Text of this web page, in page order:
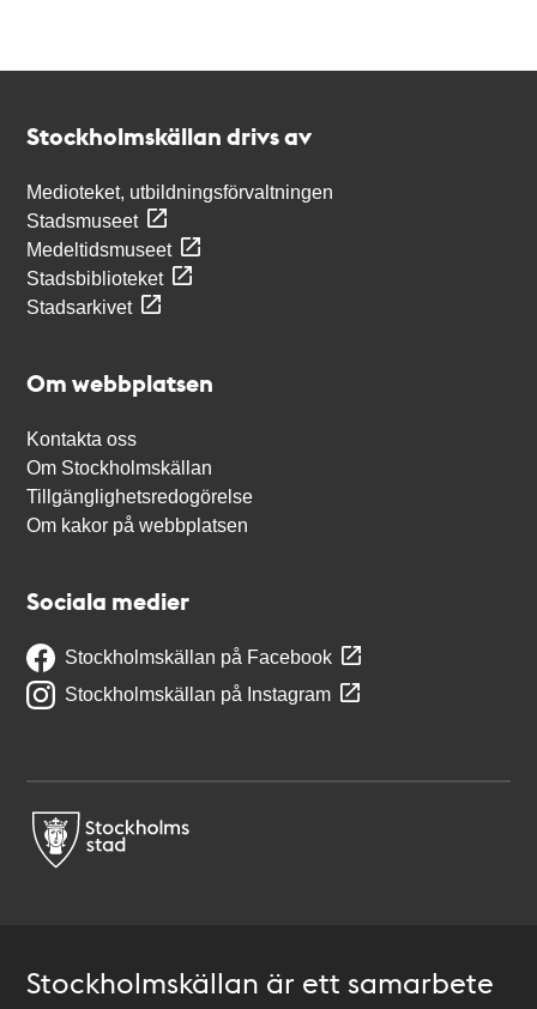
Stockholmskällan drivs av
Medioteket, utbildningsförvaltningen
Stadsmuseet
Medeltidsmuseet
Stadsbiblioteket
Stadsarkivet
Om webbplatsen
Kontakta oss
Om Stockholmskällan
Tillgänglighetsredogörelse
Om kakor på webbplatsen
Sociala medier
Stockholmskällan på Facebook
Stockholmskällan på Instagram
Stockholmskällan är ett samarbete